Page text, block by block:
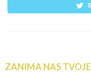
ZANIMA NAS